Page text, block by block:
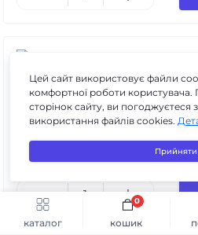
каталог кошик
0
Швидке замовлення
в наявності 3 3 3
Код
5
Цей сайт використовує файли
комфортної роботи
сторінок сайту, ви погоджуєтеся
використання файлів cookies.
Прийняти